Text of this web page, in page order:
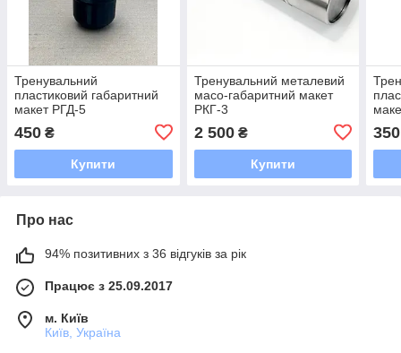
Тренувальний
пластиковий габаритний
макет РГД-5
450 ₴
Купити
Тренувальний металевий
масо-габаритний макет
РКГ-3
2 500₴
Купити
350
Про нас
94% позитивних з 36 відгуків за рік
Працює з 25.09.2017
м. Київ
Київ, Україна